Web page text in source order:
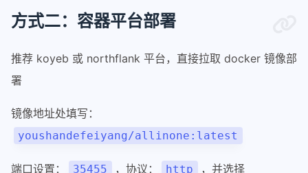
方式二：容器平台部署
推荐 koyeb 或 northflank 平台，直接拉取 docker 镜像部
署
镜像地址处填写：
youshandefeiyang/allinone:latest
端口设置： 35455 ，协议： http ，并选择